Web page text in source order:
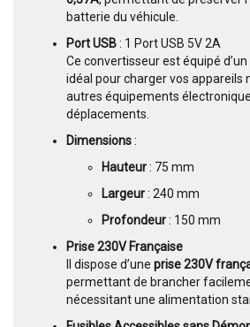
batterie du véhicule.
Port USB: 1 Port USB 5V 2A
Ce convertisseur est équipé d’un
idéal pour charger vos appareils
autres équipements
déplacements.
Dimensions:
Hauteur: 75 mm
Largeur: 240 mm
Profondeur: 150 mm
Prise 230V Française
Il dispose d’une prise 230V
permettant de brancher
nécessitant une alimentation